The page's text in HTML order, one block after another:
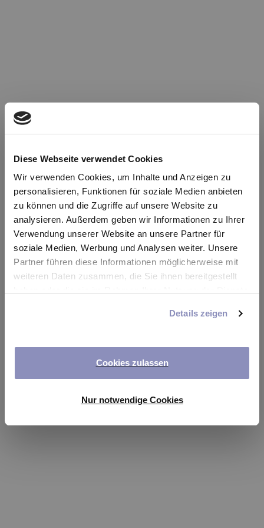
Diese Webseite verwendet Cookies
Wir verwenden Cookies, um Inhalte und Anzeigen zu
personalisieren, Funktionen für soziale Medien anbieten
zu können und die Zugriffe auf unsere Website zu
analysieren. Außerdem geben wir Informationen zu Ihrer
Verwendung unserer Website an unsere Partner für
soziale Medien, Werbung und Analysen weiter. Unsere
Partner führen diese Informationen möglicherweise mit
weiteren Daten zusammen, die Sie ihnen bereitgestellt
anpassen oder widerrufen. Weitere Details hierzu finden
Details zeigen
Cookies zulassen
Nur notwendige Cookies
Oops!
Something went wrong. Please try refreshing the
app
Refresh